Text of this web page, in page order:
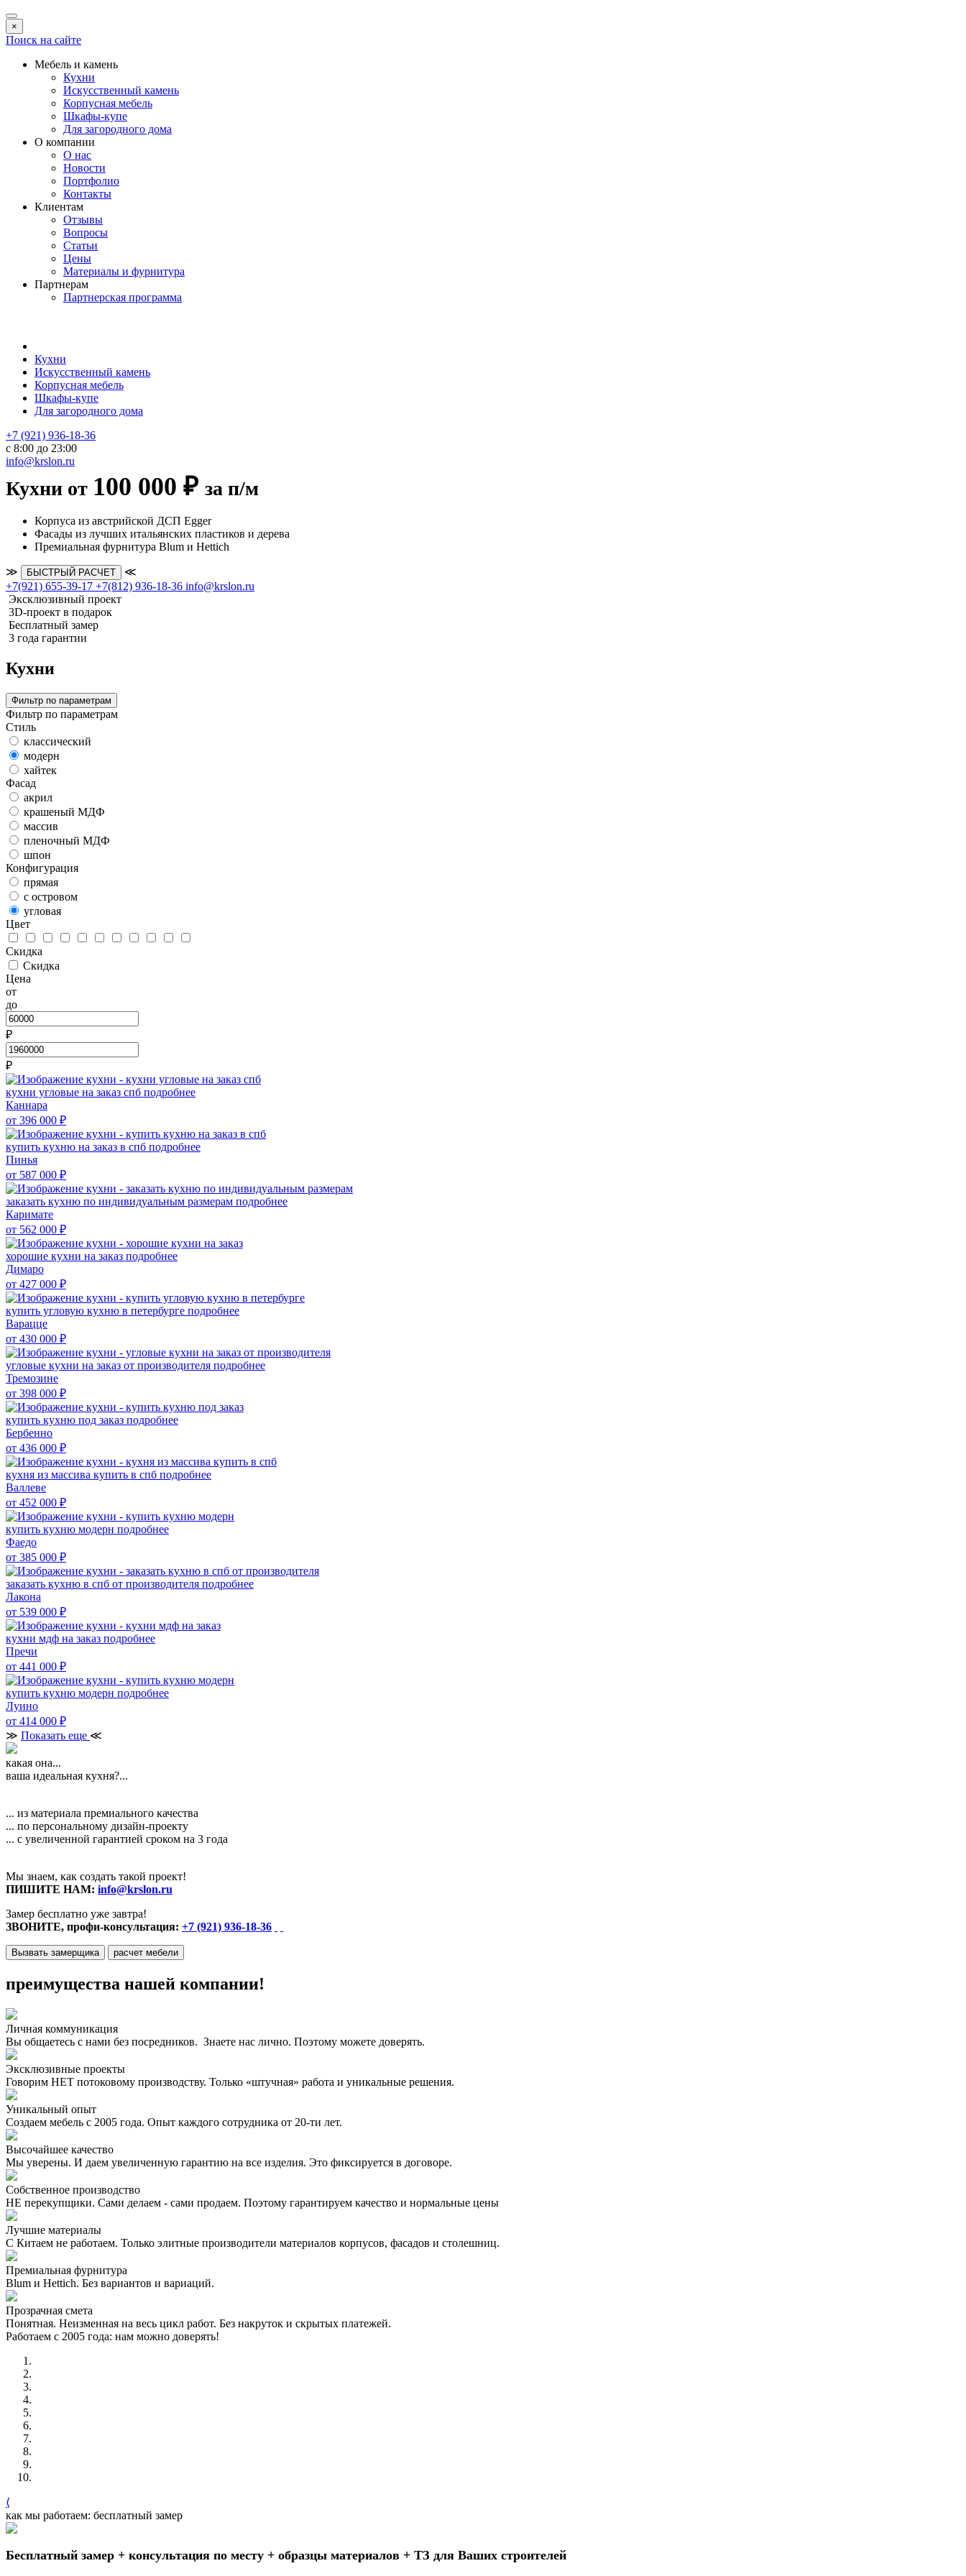
×
Поиск на сайте
Мебель и камень
Кухни
Искусственный камень
Корпусная мебель
Шкафы-купе
Для загородного дома
О компании
О нас
Новости
Портфолио
Контакты
Клиентам
Отзывы
Вопросы
Статьи
Цены
Материалы и фурнитура
Партнерам
Партнерская программа
Кухни
Искусственный камень
Корпусная мебель
Шкафы-купе
Для загородного дома
+7 (921) 936-18-36
с 8:00 до 23:00
info@krslon.ru
Кухни от 100 000 ₽ за п/м
Корпуса из австрийской ДСП Egger
Фасады из лучших итальянских пластиков и дерева
Премиальная фурнитура Blum и Hettich
≫ БЫСТРЫЙ РАСЧЕТ
≪
+7(921) 655-39-17 +7(812) 936-18-36 info@krslon.ru
Эксклюзивный проект
3D-проект в подарок
Бесплатный замер
3 года гарантии
Кухни
Фильтр по параметрам
Фильтр по параметрам
Стиль
классический
модерн
хайтек
Фасад
акрил
крашеный МДФ
массив
пленочный МДФ
шпон
Конфигурация
прямая
с островом
угловая
Цвет
Скидка
Скидка
Цена
от
до
₽
₽
кухни угловые на заказ спб подробнее
Каннара
от 396 000 ₽
купить кухню на заказ в спб подробнее
Пинья
от 587 000 ₽
заказать кухню по индивидуальным размерам подробнее
Каримате
от 562 000 ₽
хорошие кухни на заказ подробнее
Димаро
от 427 000 ₽
купить угловую кухню в петербурге подробнее
Варацце
от 430 000 ₽
угловые кухни на заказ от производителя подробнее
Тремозине
от 398 000 ₽
купить кухню под заказ подробнее
Бербенно
от 436 000 ₽
кухня из массива купить в спб подробнее
Валлеве
от 452 000 ₽
купить кухню модерн подробнее
Фаедо
от 385 000 ₽
заказать кухню в спб от производителя подробнее
Лакона
от 539 000 ₽
кухни мдф на заказ подробнее
Пречи
от 441 000 ₽
купить кухню модерн подробнее
Луино
от 414 000 ₽
≫ Показать еще ≪
какая она...
ваша идеальная кухня?...
... из материала премиального качества
... по персональному дизайн-проекту
... с увеличенной гарантией сроком на 3 года
Мы знаем, как создать такой проект!
ПИШИТЕ НАМ: info@krslon.ru
Замер бесплатно уже завтра!
ЗВОНИТЕ, профи-консультация: +7 (921) 936-18-36
Вызвать замерщика расчет мебели
преимущества нашей компании!
Личная коммуникация
Вы общаетесь с нами без посредников. Знаете нас лично. Поэтому можете доверять.
Эксклюзивные проекты
Говорим НЕТ потоковому производству. Только «штучная» работа и уникальные решения.
Уникальный опыт
Создаем мебель с 2005 года. Опыт каждого сотрудника от 20-ти лет.
Высочайшее качество
Мы уверены. И даем увеличенную гарантию на все изделия. Это фиксируется в договоре.
Собственное производство
НЕ перекупщики. Сами делаем - сами продаем. Поэтому гарантируем качество и нормальные цены
Лучшие материалы
С Китаем не работаем. Только элитные производители материалов корпусов, фасадов и столешниц.
Премиальная фурнитура
Blum и Hettich. Без вариантов и вариаций.
Прозрачная смета
Понятная. Неизменная на весь цикл работ. Без накруток и скрытых платежей.
Работаем с 2005 года: нам можно доверять!
⟨
как мы работаем: бесплатный замер
Бесплатный замер + консультация по месту + образцы материалов + ТЗ для Ваших строителей